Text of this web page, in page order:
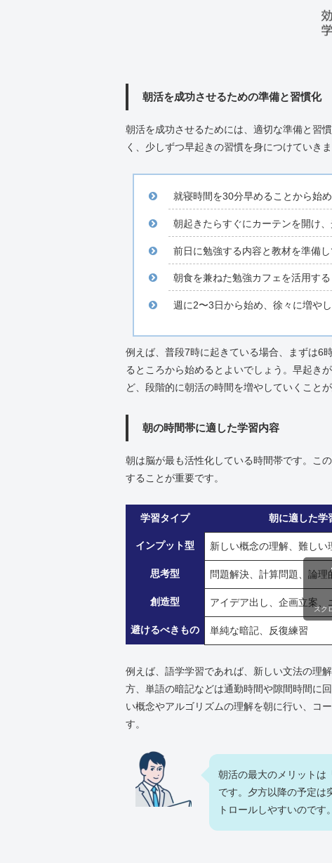
朝活を成功させるための準備と習慣化
朝活を成功させるためには、適切な準備と習
く、少しずつ早起きの習慣を身につけていきま
就寝時間を30分早めることから始
朝起きたらすぐにカーテンを開け
前日に勉強する内容と教材を準備し
朝食を兼ねた勉強カフェを活用する
週に2〜3日から始め、徐々に増やし
例えば、普段7時に起きている場合、まずは6
るところから始めるとよいでしょう。早起き
ど、段階的に朝活の時間を増やしていくことが
朝の時間帯に適した学習内容
朝は脳が最も活性化している時間帯です。こ
することが重要です。
学習タイプ 朝に適した学
インプット型 新しい概念の理解、難しい
思考型 問題解決、計算問題、論理
創造型 アイデア出し、企画立案、
避けるべきもの 単純な暗記、反復練習
スク
例えば、語学学習であれば、新しい文法の理
方、単語の暗記などは通勤時間や隙間時間に
い概念やアルゴリズムの理解を朝に行い、コ
す。
朝活の最大のメリットは
です。夕方以降の予定は
トロールしやすいのです。